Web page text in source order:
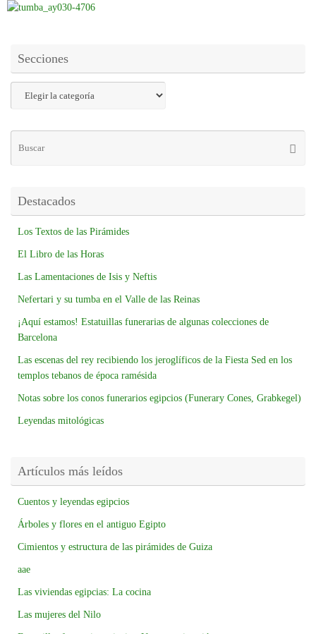
Secciones
Destacados
Los Textos de las Pirámides
El Libro de las Horas
Las Lamentaciones de Isis y Neftis
Nefertari y su tumba en el Valle de las Reinas
¡Aquí estamos! Estatuillas funerarias de algunas colecciones de
Barcelona
Las escenas del rey recibiendo los jeroglíficos de la Fiesta Sed en los
templos tebanos de época ramésida
Notas sobre los conos funerarios egipcios (Funerary Cones, Grabkegel)
Leyendas mitológicas
Artículos más leídos
Cuentos y leyendas egipcios
Árboles y flores en el antiguo Egipto
Cimientos y estructura de las pirámides de Guiza
aae
Las viviendas egipcias: La cocina
Las mujeres del Nilo